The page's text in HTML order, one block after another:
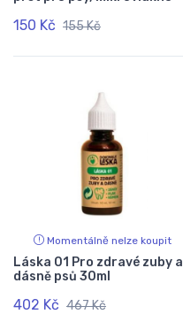
150 Kč 155 Kč
Momentálně nelze koupit
Láska 01 Pro zdravé zuby a
dásně psů 30ml
402 Kč 467 Kč